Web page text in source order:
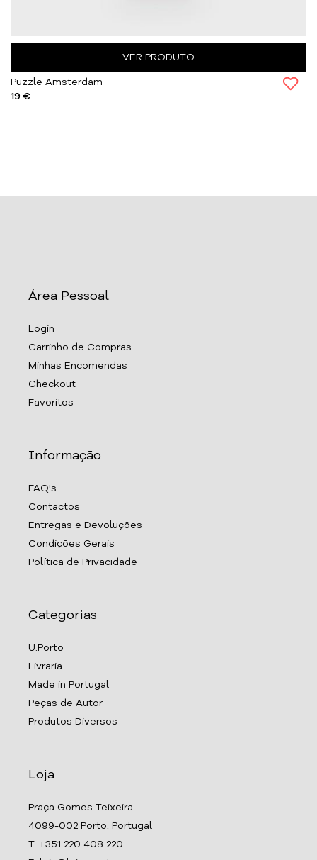
VER PRODUTO
Puzzle Amsterdam
19 €
Área Pessoal
Login
Carrinho de Compras
Minhas Encomendas
Checkout
Favoritos
Informação
FAQ's
Contactos
Entregas e Devoluções
Condições Gerais
Política de Privacidade
Categorias
U.Porto
Livraria
Made in Portugal
Peças de Autor
Produtos Diversos
Loja
Praça Gomes Teixeira
4099-002 Porto. Portugal
T. +351 220 408 220